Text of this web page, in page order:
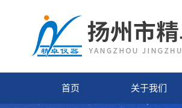
首页 关于我们